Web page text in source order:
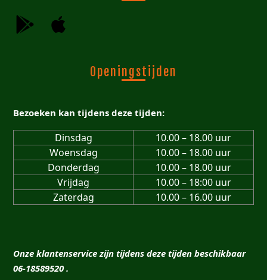
Openingstijden
Bezoeken kan tijdens deze tijden:
Dinsdag
10.00 – 18.00 uur
Woensdag
10.00 – 18.00 uur
Donderdag
10.00 – 18.00 uur
Vrijdag
10.00 – 18:00 uur
Zaterdag
10.00 – 16.00 uur
Onze klantenservice zijn tijdens deze tijden beschikbaar
06-18589520 .